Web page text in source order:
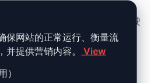
安全与简便性。无需机械改动，
油耗。非常适合追求更灵敏驾驶
的车主。
- 2011 et + 18d -
保网站的正常运行、衡量流
提供营销内容。
View
）